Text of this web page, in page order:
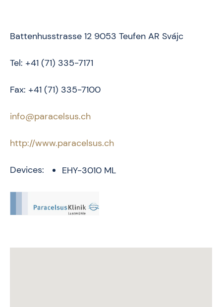
Battenhusstrasse 12 9053 Teufen AR Svájc
Tel: +41 (71) 335-7171
Fax: +41 (71) 335-7100
info@paracelsus.ch
http://www.paracelsus.ch
Devices: EHY-3010 ML